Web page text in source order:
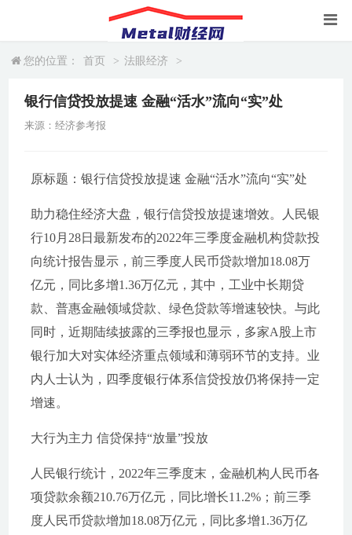
您的位置： 首页 > 法眼经济 >
银行信贷投放提速 金融“活水”流向“实”处
来源：经济参考报
原标题：银行信贷投放提速 金融“活水”流向“实”处
助力稳住经济大盘，银行信贷投放提速增效。人民银
行10月28日最新发布的2022年三季度金融机构贷款投
向统计报告显示，前三季度人民币贷款增加18.08万
亿元，同比多增1.36万亿元，其中，工业中长期贷
款、普惠金融领域贷款、绿色贷款等增速较快。与此
同时，近期陆续披露的三季报也显示，多家A股上市
银行加大对实体经济重点领域和薄弱环节的支持。业
内人士认为，四季度银行体系信贷投放仍将保持一定
增速。
大行为主力 信贷保持“放量”投放
人民银行统计，2022年三季度末，金融机构人民币各
项贷款余额210.76万亿元，同比增长11.2%；前三季
度人民币贷款增加18.08万亿元，同比多增1.36万亿